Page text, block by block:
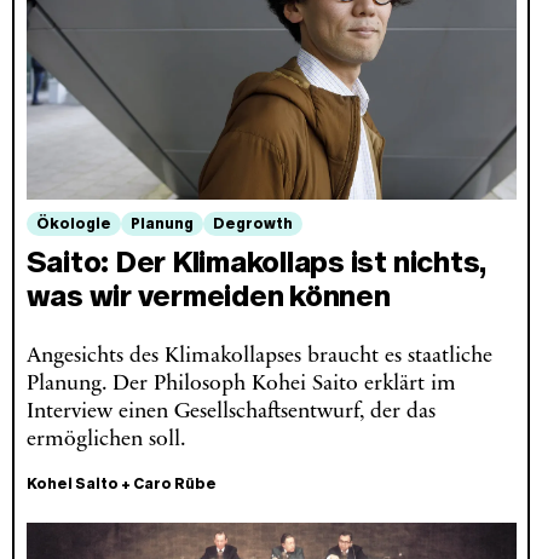
Ökologie Planung Degrowth
Saito: Der Klimakollaps ist nichts,
was wir vermeiden können
Angesichts des Klimakollapses braucht es staatliche
Planung. Der Philosoph Kohei Saito erklärt im
Interview einen Gesellschaftsentwurf, der das
ermöglichen soll.
Kohei Saito + Caro Rübe